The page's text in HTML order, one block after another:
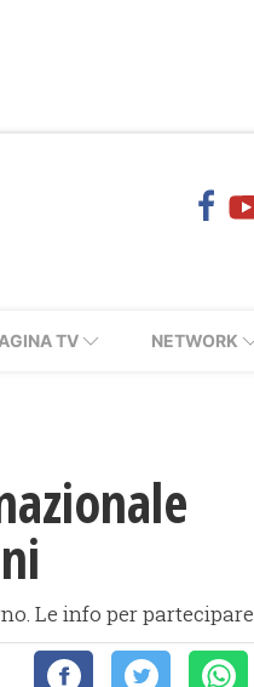
TV NETWORK
Le info per partecipare